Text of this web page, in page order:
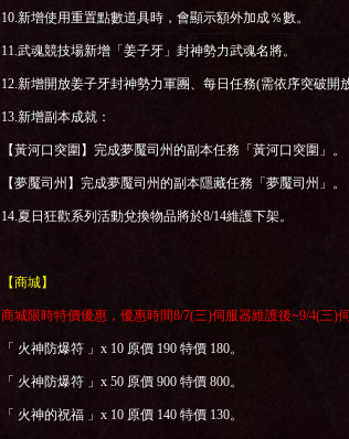
10.新增使用重置點數道具時，會顯示額外加成％數。
11.武魂競技場新增「姜子牙」封神勢力武魂名將。
12.新增開放姜子牙封神勢力軍團、每日任務(需依序突破開
13.新增副本成就：
【黃河口突圍】完成夢魘司州的副本任務「黃河口突圍」。
【夢魘司州】完成夢魘司州的副本隱藏任務「夢魘司州」。
14.夏日狂歡系列活動兌換物品將於8/14維護下架。
【商城】
商城限時特價優惠，優惠時間8/7(三)伺服器維護後~9/4(三)
「 火神防爆符 」 x 10 原價 190 特價 180。
「 火神防爆符 」 x 50 原價 900 特價 800。
「 火神的祝福 」 x 10 原價 140 特價 130。